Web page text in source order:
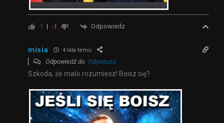
1 -1 Odpowiedz
misia 4 lata temu
Odpowiedź do Odyseusz
Szkoda, że mało rozumiesz! Boisz się?